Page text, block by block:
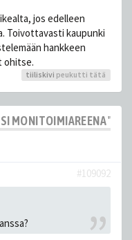
jos edelleen
Toivottavasti kaupunki
hankkeen
ohitse.
tiiliskivi peukutti tätä
MONITOIMIAREENA
#109092